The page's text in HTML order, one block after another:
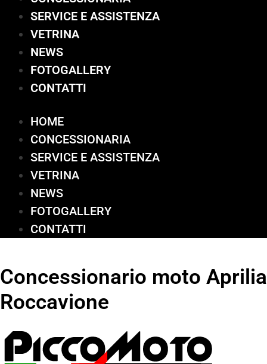
SERVICE E ASSISTENZA
VETRINA
NEWS
FOTOGALLERY
CONTATTI
HOME
CONCESSIONARIA
SERVICE E ASSISTENZA
VETRINA
NEWS
FOTOGALLERY
CONTATTI
Concessionario moto Aprilia
Roccavione